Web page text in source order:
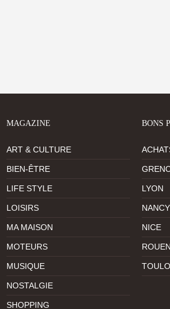
MAGAZINE
ART & CULTURE
BIEN-ÊTRE
LIFE STYLE
LOISIRS
MA MAISON
MOTEURS
MUSIQUE
NOSTALGIE
SHOPPING
BONS
LYON
NANCY
NICE
ROUEN